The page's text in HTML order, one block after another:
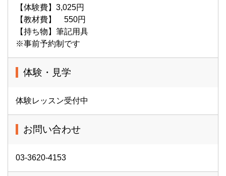
【体験費】3,025円
【教材費】 550円
【持ち物】筆記用具
※事前予約制です
体験・見学
体験レッスン受付中
お問い合わせ
03-3620-4153